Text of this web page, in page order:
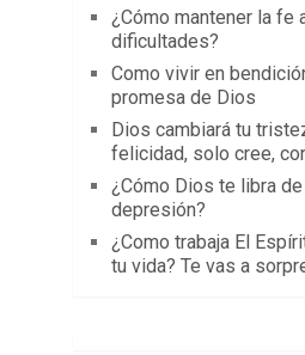
¿Cómo mantener la fe
dificultades?
Como vivir en
promesa de Dios
Dios cambiará tu
felicidad, solo cree,
¿Cómo Dios te libra
depresión?
¿Como trabaja El
tu vida? Te vas a